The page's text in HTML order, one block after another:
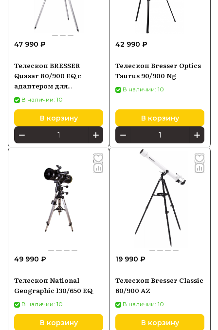
47 990 ₽
Телескоп BRESSER
Quasar 80/900 EQ с
адаптером для
смартфона черный
В наличии: 10
В корзину
42 990 ₽
Телескоп Bresser Optics
Taurus 90/900 Ng
В наличии: 10
В корзину
49 990 ₽
Телескоп National
Geographic 130/650 EQ
В наличии: 10
В корзину
19 990 ₽
Телескоп Bresser Classic
60/900 AZ
В наличии: 10
В корзину